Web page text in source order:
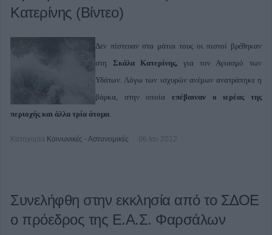
Κατερίνης (Βίντεο)
Δεν πίστευαν στα μάτια τους οι πιστοί βρέθηκαν
στη Σκάλα Κατερίνης, για τον Αγιασμό των
Υδάτων. Λόγω των ισχυρών ανέμων ανατράπηκε η
βάρκα, στην οποία επέβαιναν ο ιερέας της
περιοχής και άλλα τρία άτομα.
Κατηγορία Κοινωνικές - Αστυνομικές 06 Ιαν 2012
Συνελήφθη στην εκκλησία από το ΣΔΟΕ
ο πρόεδρος της Ε.Α.Σ. Φαρσάλων